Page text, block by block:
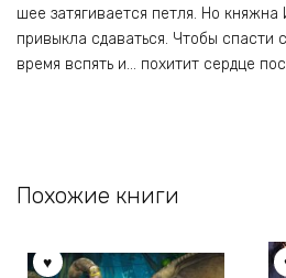
шее затягивается петля. Но княжна
привыкла сдаваться. Чтобы спасти
время вспять и… похитит сердце
Похожие книги